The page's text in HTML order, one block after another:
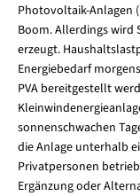
Photovoltaik-Anlagen
Boom. Allerdings wird
erzeugt.
Energiebedarf
PVA bereitgestellt
sonnenschwachen
die Anlage unterhalb
Privatpersonen
Ergänzung oder